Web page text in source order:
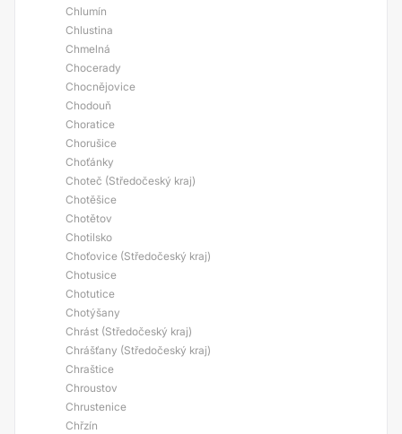
Chlumín
Chlustina
Chmelná
Chocerady
Chocnějovice
Chodouň
Choratice
Chorušice
Choťánky
Choteč (Středočeský kraj)
Chotěšice
Chotětov
Chotilsko
Choťovice (Středočeský kraj)
Chotusice
Chotutice
Chotýšany
Chrást (Středočeský kraj)
Chrášťany (Středočeský kraj)
Chraštice
Chroustov
Chrustenice
Chřzín